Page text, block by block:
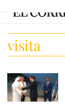
visita